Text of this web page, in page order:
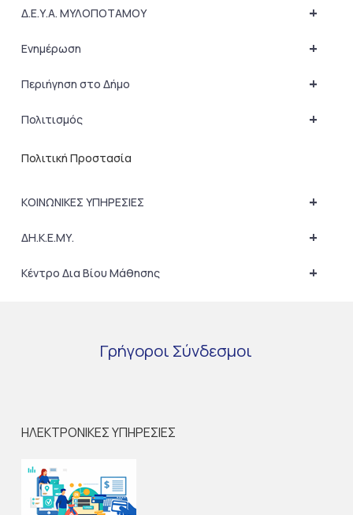
+
Δ.Ε.Υ.Α. ΜΥΛΟΠΟΤΑΜΟΥ
+
Ενημέρωση
+
Περιήγηση στο Δήμο
+
Πολιτισμός
Πολιτική Προστασία
+
ΚΟΙΝΩΝΙΚΕΣ ΥΠΗΡΕΣΙΕΣ
+
ΔΗ.Κ.Ε.ΜΥ.
+
Κέντρο Δια Βίου Μάθησης
Γρήγοροι Σύνδεσμοι
ΗΛΕΚΤΡΟΝΙΚΕΣ ΥΠΗΡΕΣΙΕΣ